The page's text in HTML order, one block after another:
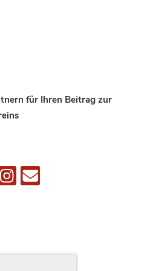
für Ihren Beitrag zur